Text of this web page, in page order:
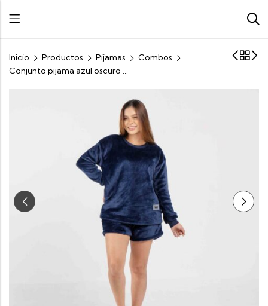
Inicio Productos Pijamas
Combos
Conjunto pijama azul oscuro corto